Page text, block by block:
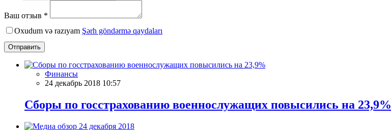
Ваш отзыв *
Oxudum və razıyam Şərh göndərmə qaydaları
Отправить
Финансы
24 декабрь 2018 10:57
Сборы по госстрахованию военнослужащих повысились на 23,9%